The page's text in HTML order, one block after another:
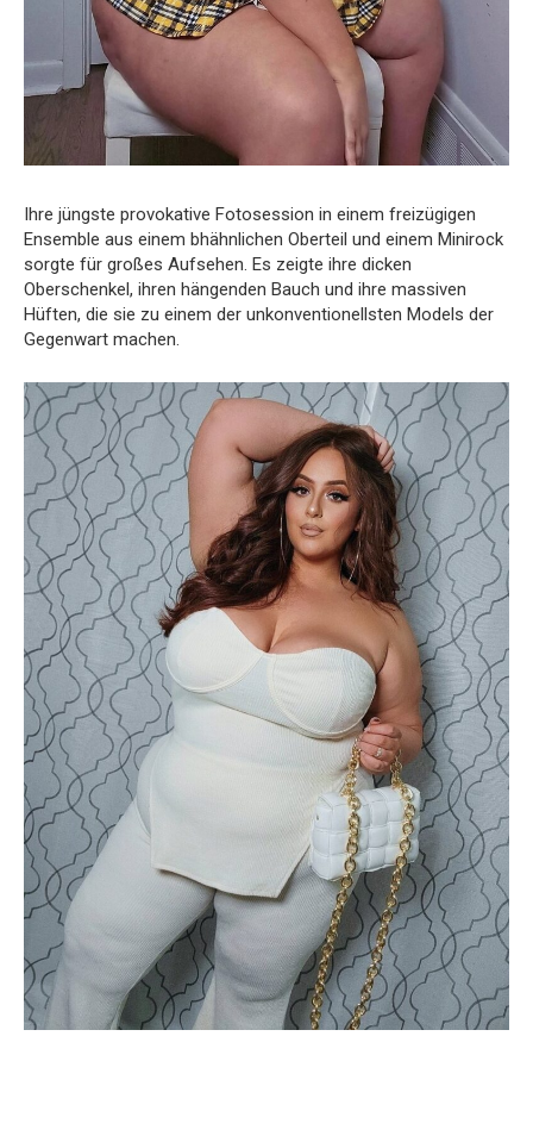
Ihre jüngste provokative Fotosession in einem freizügigen
Ensemble aus einem bhähnlichen Oberteil und einem Minirock
sorgte für großes Aufsehen. Es zeigte ihre dicken
Oberschenkel, ihren hängenden Bauch und ihre massiven
Hüften, die sie zu einem der unkonventionellsten Models der
Gegenwart machen.